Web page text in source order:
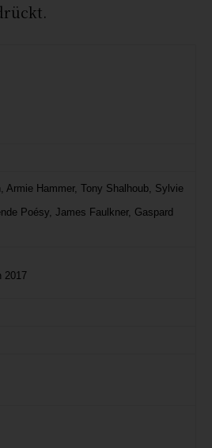
Armie Hammer, Tony Shalhoub, Sylvie
Poésy, James Faulkner, Gaspard
2017